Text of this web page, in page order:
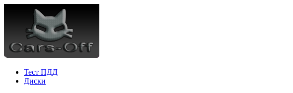
Тест ПДД
Диски